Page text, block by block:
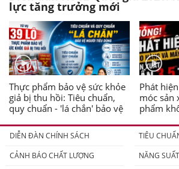
lực tăng trưởng mới
Thực phẩm bảo vệ sức khỏe
giả bị thu hồi: Tiêu chuẩn,
quy chuẩn - 'lá chắn' bảo vệ
Phát
móc sản
phẩm
DIỄN ĐÀN CHÍNH SÁCH
TIÊU
CẢNH BÁO CHẤT LƯỢNG
NĂNG